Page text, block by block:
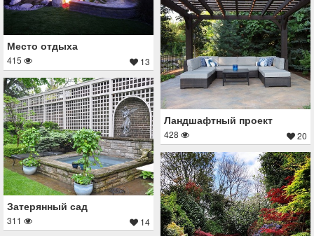
Место отдыха
415 13
Ландшафтный проект
428 20
Затерянный сад
311 14